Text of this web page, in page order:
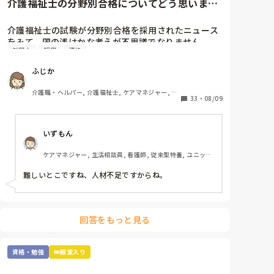
介護福祉士の試験が分野別合格を採用されたニュース
をみて、国の浅はかな考えが不思議でなりません。
利用は、外国人の合格率の引き上げと、介護福祉士の
根本的に介護へ転職しようと思う方が少なくなってき
ているのに、高齢者は増加傾向です。
年々、介護福祉士の試験が容易になり、資格意義がな
くなってきており、何だか悲しくなってきます。
は、分野別合格についてどう思われますか？
外国人 採用 資格
ふじか
介護職・ヘルパー, 介護福祉士, ケアマネジャー, グ
33 ・ 08/09
いずもん
ケアマネジャー, 生活相談員, 看護師, 従来型特養, ユニット
難しいとこですね、人材不足ですからね。
回答をもっと見る
資格・勉強 👑殿堂入り